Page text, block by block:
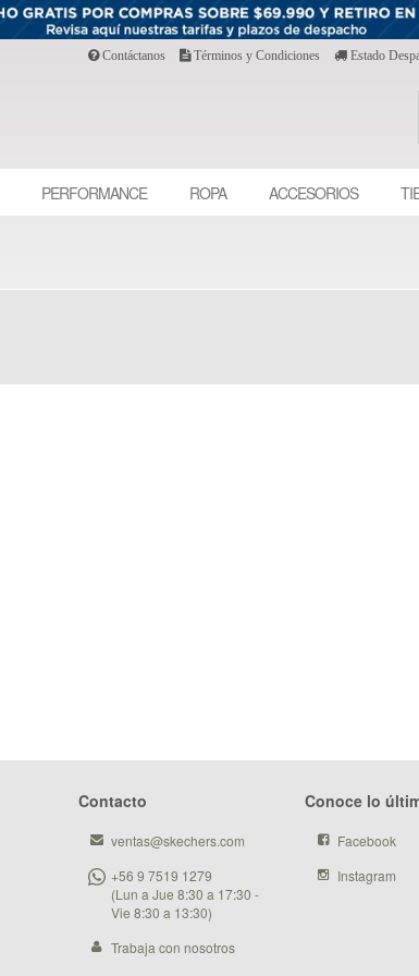
Contáctanos Términos y Condiciones Estado
PERFORMANCE ROPA ACCESORIOS
Contacto
ventas@skechers.com
+56 9 7519 1279
(Lun a Jue 8:30 a 17:30 -
Vie 8:30 a 13:30)
Trabaja con nosotros
Conoce lo
Facebook
Instagram